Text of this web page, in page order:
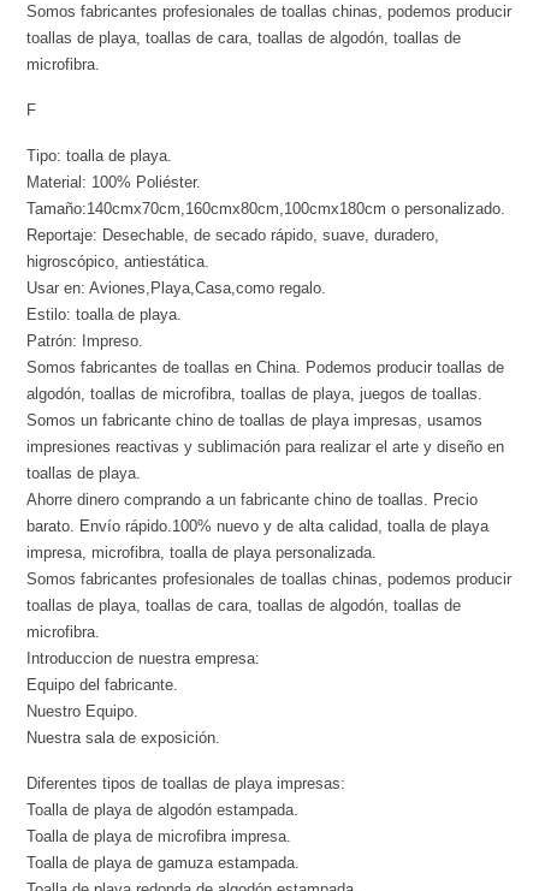
Somos fabricantes profesionales de toallas chinas, podemos producir
toallas de playa, toallas de cara, toallas de algodón, toallas de
microfibra.
F
Tipo: toalla de playa.
Material: 100% Poliéster.
Tamaño:140cmx70cm,160cmx80cm,100cmx180cm o personalizado.
Reportaje: Desechable, de secado rápido, suave, duradero,
higroscópico, antiestática.
Usar en: Aviones,Playa,Casa,como regalo.
Estilo: toalla de playa.
Patrón: Impreso.
Somos fabricantes de toallas en China. Podemos producir toallas de
algodón, toallas de microfibra, toallas de playa, juegos de toallas.
Somos un fabricante chino de toallas de playa impresas, usamos
impresiones reactivas y sublimación para realizar el arte y diseño en
toallas de playa.
Ahorre dinero comprando a un fabricante chino de toallas. Precio
barato. Envío rápido.100% nuevo y de alta calidad, toalla de playa
impresa, microfibra, toalla de playa personalizada.
Somos fabricantes profesionales de toallas chinas, podemos producir
toallas de playa, toallas de cara, toallas de algodón, toallas de
microfibra.
Introduccion de nuestra empresa:
Equipo del fabricante.
Nuestro Equipo.
Nuestra sala de exposición.
Diferentes tipos de toallas de playa impresas:
Toalla de playa de algodón estampada.
Toalla de playa de microfibra impresa.
Toalla de playa de gamuza estampada.